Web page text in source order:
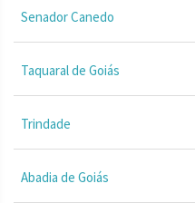
Senador Canedo
Taquaral de Goiás
Trindade
Abadia de Goiás